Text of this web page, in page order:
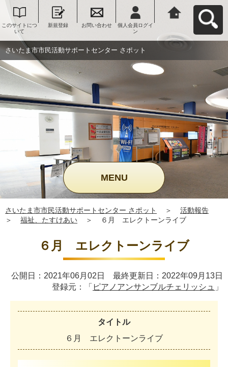
このサイトにつ
いて
新規登録 お問い合わせ
個人会員ログイ
ン
ンター さポット
へ戻る
さいたま市市民活動サポートセンター さポット
MENU
さいたま市市民活動サポートセンター さポット ＞
活動報告
＞
福祉、たすけあい ＞ ６月 エレクトーンライブ
６月 エレクトーンライブ
公開日：2021年06月02日 最終更新日：2022年09月13日
登録元：「 ピアノアンサンブルチェリッシュ 」
タイトル
６ 月 エレ ク ト ーンライ ブ